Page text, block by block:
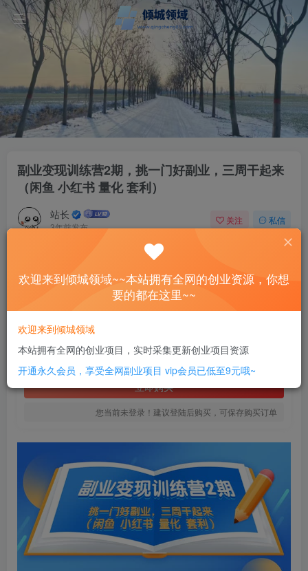
副业变现训练营2期，挑一门好副业，三周干起来
（闲鱼 小红书 量化 套利）
站长
3年前发布
关注 私信
副业变现训练营2期，挑一门好副业，三周干起来（闲鱼 小红书 量化 套利）
此内容为付费资源，请付费后查看
SVIP全站会员 免费
立即购买
您当前未登录！建议登陆后购买，可保存购买订单
欢迎来到倾城领域~~本站拥有全网的创业资源，你想
要的都在这里~~
欢迎来到倾城领域
本站拥有全网的创业项目，实时采集更新创业项目资源
开通永久会员，享受全网副业项目 vip会员已低至9元哦~